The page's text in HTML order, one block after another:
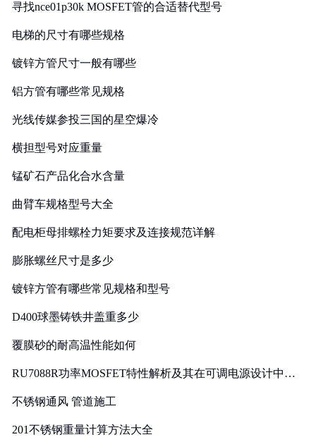
寻找nce01p30k MOSFET管的合适替代型号
电梯的尺寸有哪些规格
镀锌方管尺寸一般有哪些
铝方管有哪些常见规格
光线传媒参投三国的星空爆冷
横担型号对应重量
锰矿石产品化合水含量
曲臂车规格型号大全
配电柜母排螺栓力矩要求及连接规范详解
膨胀螺丝尺寸是多少
镀锌方管有哪些常见规格和型号
D400球墨铸铁井盖重多少
覆膜砂的耐高温性能如何
RU7088R功率MOSFET特性解析及其在可调电源设计中的
不锈钢通风 管道施工
201不锈钢重量计算方法大全